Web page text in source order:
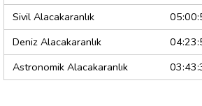
Sivil Alacakaranlık
Deniz Alacakaranlık
Astronomik Alacakaranlık